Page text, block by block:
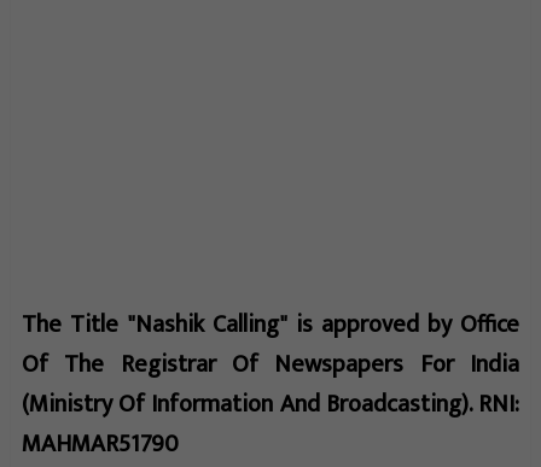
The Title "Nashik Calling" is approved by Office
Of The Registrar Of Newspapers For India
(Ministry Of Information And Broadcasting). RNI:
MAHMAR51790